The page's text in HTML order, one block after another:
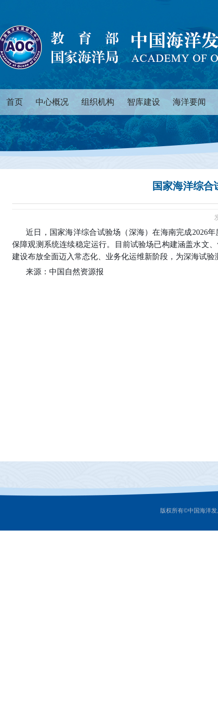
首页 中心概况 组织机构 智库建设 海洋要闻
国家海洋综合
近日
，国家海洋综合试验场（深海）在海南完成2026
保障观测系统连续稳定运行。目前试验场已构建涵盖水文
建设布放全面迈入常态化、业务化运维新阶段，为深海试
来源：中国自然资源报
版权所有©中国海洋发